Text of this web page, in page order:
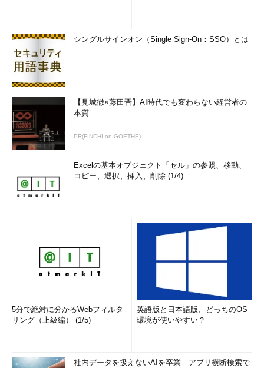
シングルサインオン（Single Sign-On：SSO）とは
【見城徹×藤田晋】AI時代でも変わらない経営者の
本質
PR(FINCHI on GOETHE)
Excelの基本オブジェクト「セル」の参照、移動、
コピー、選択、挿入、削除 (1/4)
5分で絶対に分かるWebフィルタ
リング（上級編） (1/5)
英語版と日本語版、どっちのOS
環境が使いやすい？
社内データを扱えないAIを卒業 アプリ横断検索で